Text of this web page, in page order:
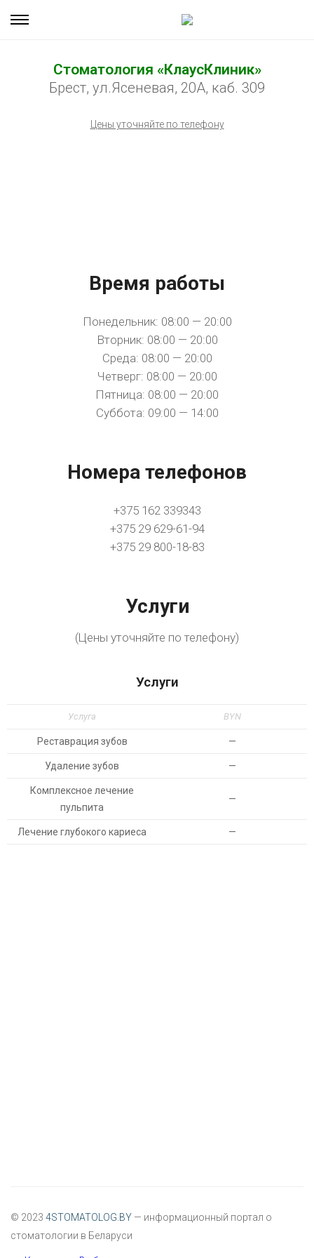
Стоматология «КлаусКлиник»
Брест, ул.Ясеневая, 20А, каб. 309
Цены уточняйте по телефону
Время работы
Понедельник: 08:00 — 20:00
Вторник: 08:00 — 20:00
Среда: 08:00 — 20:00
Четверг: 08:00 — 20:00
Пятница: 08:00 — 20:00
Суббота: 09:00 — 14:00
Номера телефонов
+375 162 339343
+375 29 629-61-94
+375 29 800-18-83
Услуги
(Цены уточняйте по телефону)
Услуги
Услуга BYN
Реставрация зубов —
Удаление зубов —
Комплексное лечение
пульпита
—
Лечение глубокого кариеса —
© 2023 4STOMATOLOG.BY — информационный портал о
стоматологии в Беларуси